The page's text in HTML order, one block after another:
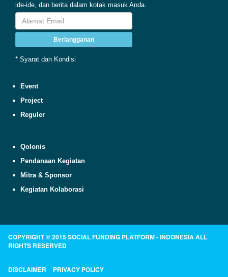
ide-ide, dan berita dalam kotak masuk Anda.
Berlangganan
* Syarat dan Kondisi
Event
Project
Reguler
Qolonis
Pendanaan Kegiatan
Mitra & Sponsor
Kegiatan Kolaborasi
COPYRIGHT © 2015 SOCIAL FUNDING PLATFORM - INDONESIA ALL
RIGHTS RESERVED
DISCLAIMER PRIVACY POLICY